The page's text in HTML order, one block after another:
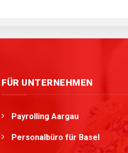
FÜR UNTERNEHMEN
Payrolling Aargau
Personalbüro für Basel